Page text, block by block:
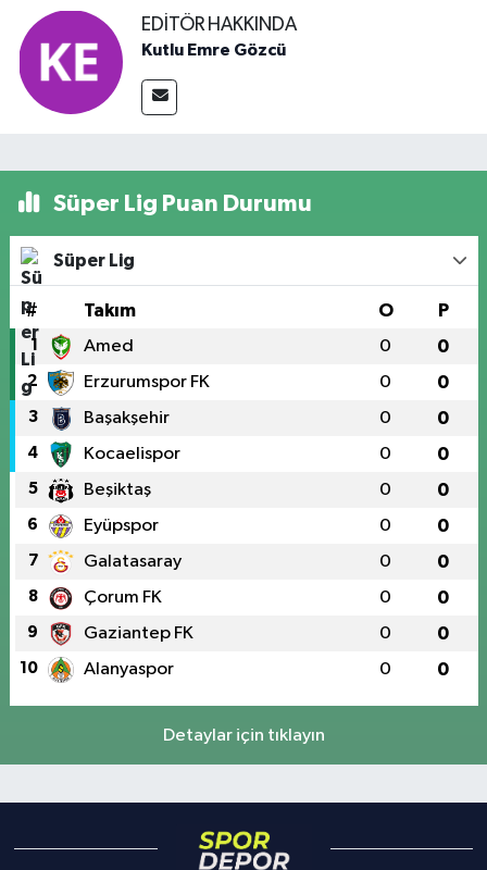
EDITÖR HAKKINDA
Kutlu Emre Gözcü
Süper Lig Puan Durumu
Süper Lig
# Takım O P
1 Amed 0 0
2 Erzurumspor FK 0 0
3 Başakşehir 0 0
4 Kocaelispor 0 0
5 Beşiktaş 0 0
6 Eyüpspor 0 0
7 Galatasaray 0 0
8 Çorum FK 0 0
9 Gaziantep FK 0 0
10 Alanyaspor 0 0
Detaylar için tıklayın